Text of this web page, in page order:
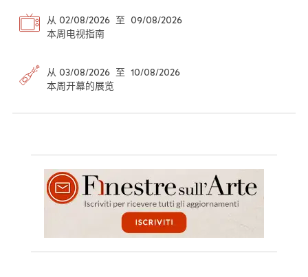
从 02/08/2026 至 09/08/2026
本周电视指南
从 03/08/2026 至 10/08/2026
本周开幕的展览